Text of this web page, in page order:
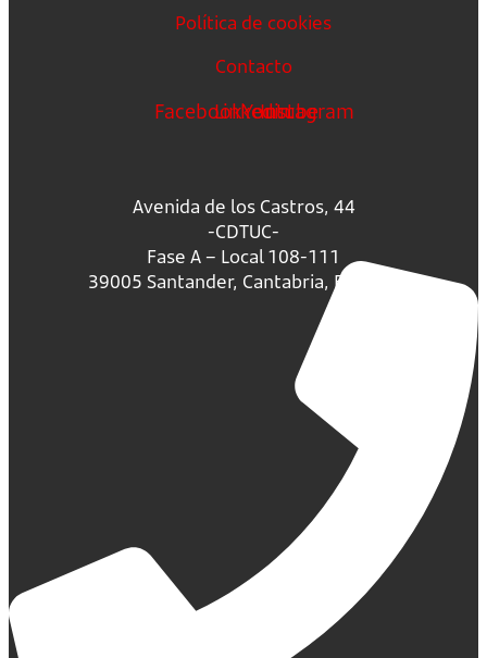
Política de cookies
Contacto
FacebookLinkedin
Youtube
Instagram
Avenida de los Castros, 44
-CDTUC-
Fase A – Local 108-111
39005 Santander, Cantabria, España.